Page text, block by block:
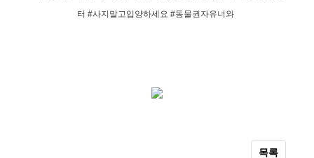
터 #사지말고입양하세요 #동물권자유너와
목록